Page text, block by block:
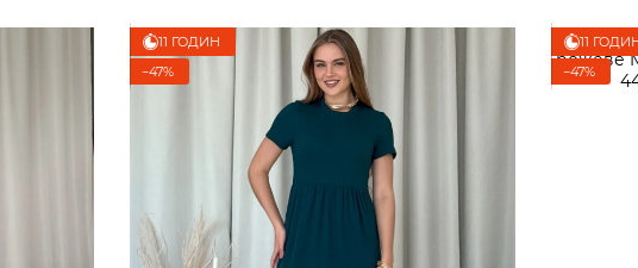
11 ГОДИН
−47%
11
−47%